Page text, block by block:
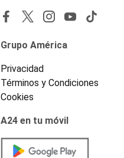
Grupo América
Privacidad
Términos y Condiciones
Cookies
A24 en tu móvil